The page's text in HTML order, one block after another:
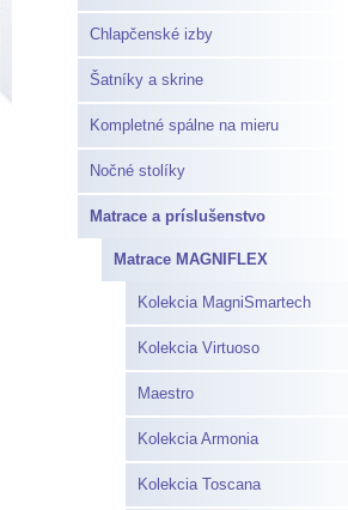
Chlapčenské izby
Šatníky a skrine
Kompletné spálne na mieru
Nočné stolíky
Matrace a príslušenstvo
Matrace MAGNIFLEX
Kolekcia MagniSmartech
Kolekcia Virtuoso
Maestro
Kolekcia Armonia
Kolekcia Toscana